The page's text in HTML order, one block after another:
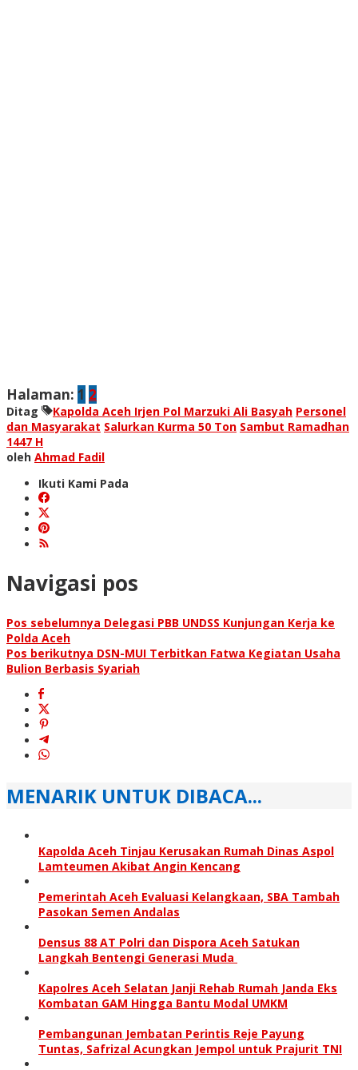
Halaman: 1 2
Ditag Kapolda Aceh Irjen Pol Marzuki Ali Basyah Personel
dan Masyarakat Salurkan Kurma 50 Ton Sambut Ramadhan
1447 H
oleh Ahmad Fadil
Ikuti Kami Pada
Navigasi pos
Pos sebelumnya Delegasi PBB UNDSS Kunjungan Kerja ke
Polda Aceh
Pos berikutnya DSN-MUI Terbitkan Fatwa Kegiatan Usaha
Bulion Berbasis Syariah
MENARIK UNTUK DIBACA...
Kapolda Aceh Tinjau Kerusakan Rumah Dinas Aspol
Lamteumen Akibat Angin Kencang
Pemerintah Aceh Evaluasi Kelangkaan, SBA Tambah
Pasokan Semen Andalas
Densus 88 AT Polri dan Dispora Aceh Satukan
Langkah Bentengi Generasi Muda
Kapolres Aceh Selatan Janji Rehab Rumah Janda Eks
Kombatan GAM Hingga Bantu Modal UMKM
Pembangunan Jembatan Perintis Reje Payung
Tuntas, Safrizal Acungkan Jempol untuk Prajurit TNI